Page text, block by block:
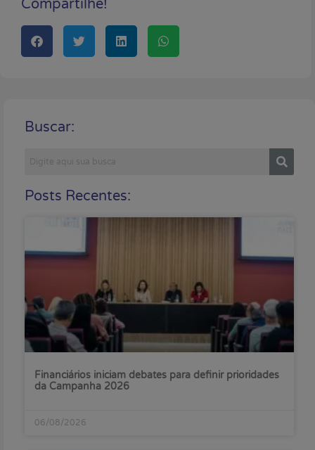
Compartilhe!
Buscar:
Posts Recentes:
Financiários iniciam debates para definir prioridades
da Campanha 2026
06/08/2026